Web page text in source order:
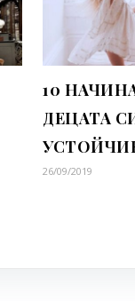
10
ДЕЦАТА
26/09/2019